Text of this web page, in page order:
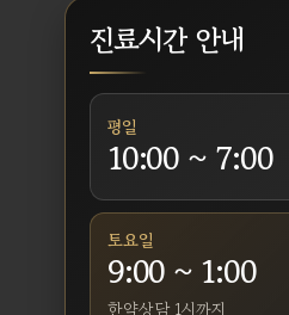
진료시간 안내
평일
10:00 ~ 7:00
토요일
9:00 ~ 1:00
한약상담 1시까지